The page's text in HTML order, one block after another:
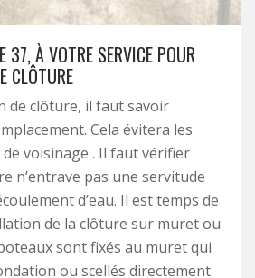
37, À VOTRE SERVICE POUR
CLÔTURE
de clôture, il faut savoir
Cela évitera les
voisinage . Il faut vérifier
n’entrave pas une servitude
d’eau. Il est temps de
de la clôture sur muret ou
sont fixés au muret qui
ou scellés directement